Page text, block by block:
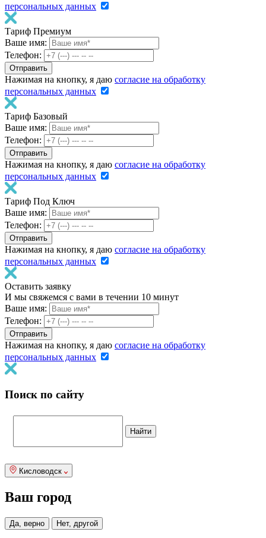
персональных данных
Тариф Премиум
Ваше имя:
Телефон:
Нажимая на кнопку, я даю согласие на обработку
персональных данных
Тариф Базовый
Ваше имя:
Телефон:
Нажимая на кнопку, я даю согласие на обработку
персональных данных
Тариф Под Ключ
Ваше имя:
Телефон:
Нажимая на кнопку, я даю согласие на обработку
персональных данных
Оставить заявку
И мы свяжемся с вами в течении 10 минут
Ваше имя:
Телефон:
Нажимая на кнопку, я даю согласие на обработку
персональных данных
Поиск по сайту
Кисловодск
Ваш город
Да, верно Нет, другой